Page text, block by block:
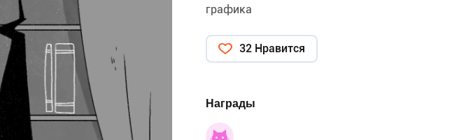
графика
32 Нравится
Награды